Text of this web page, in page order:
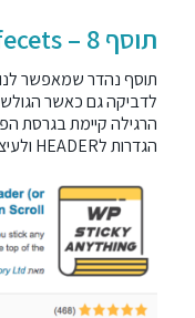
תוסף 8 – Sticky Header Effecets –
לדביקה גם כאשר
הרגילה קיימת בגרסת
הגדרות לHEADER ולעיצוב שלו שאין בגרסת הפרו של האלמנטור.